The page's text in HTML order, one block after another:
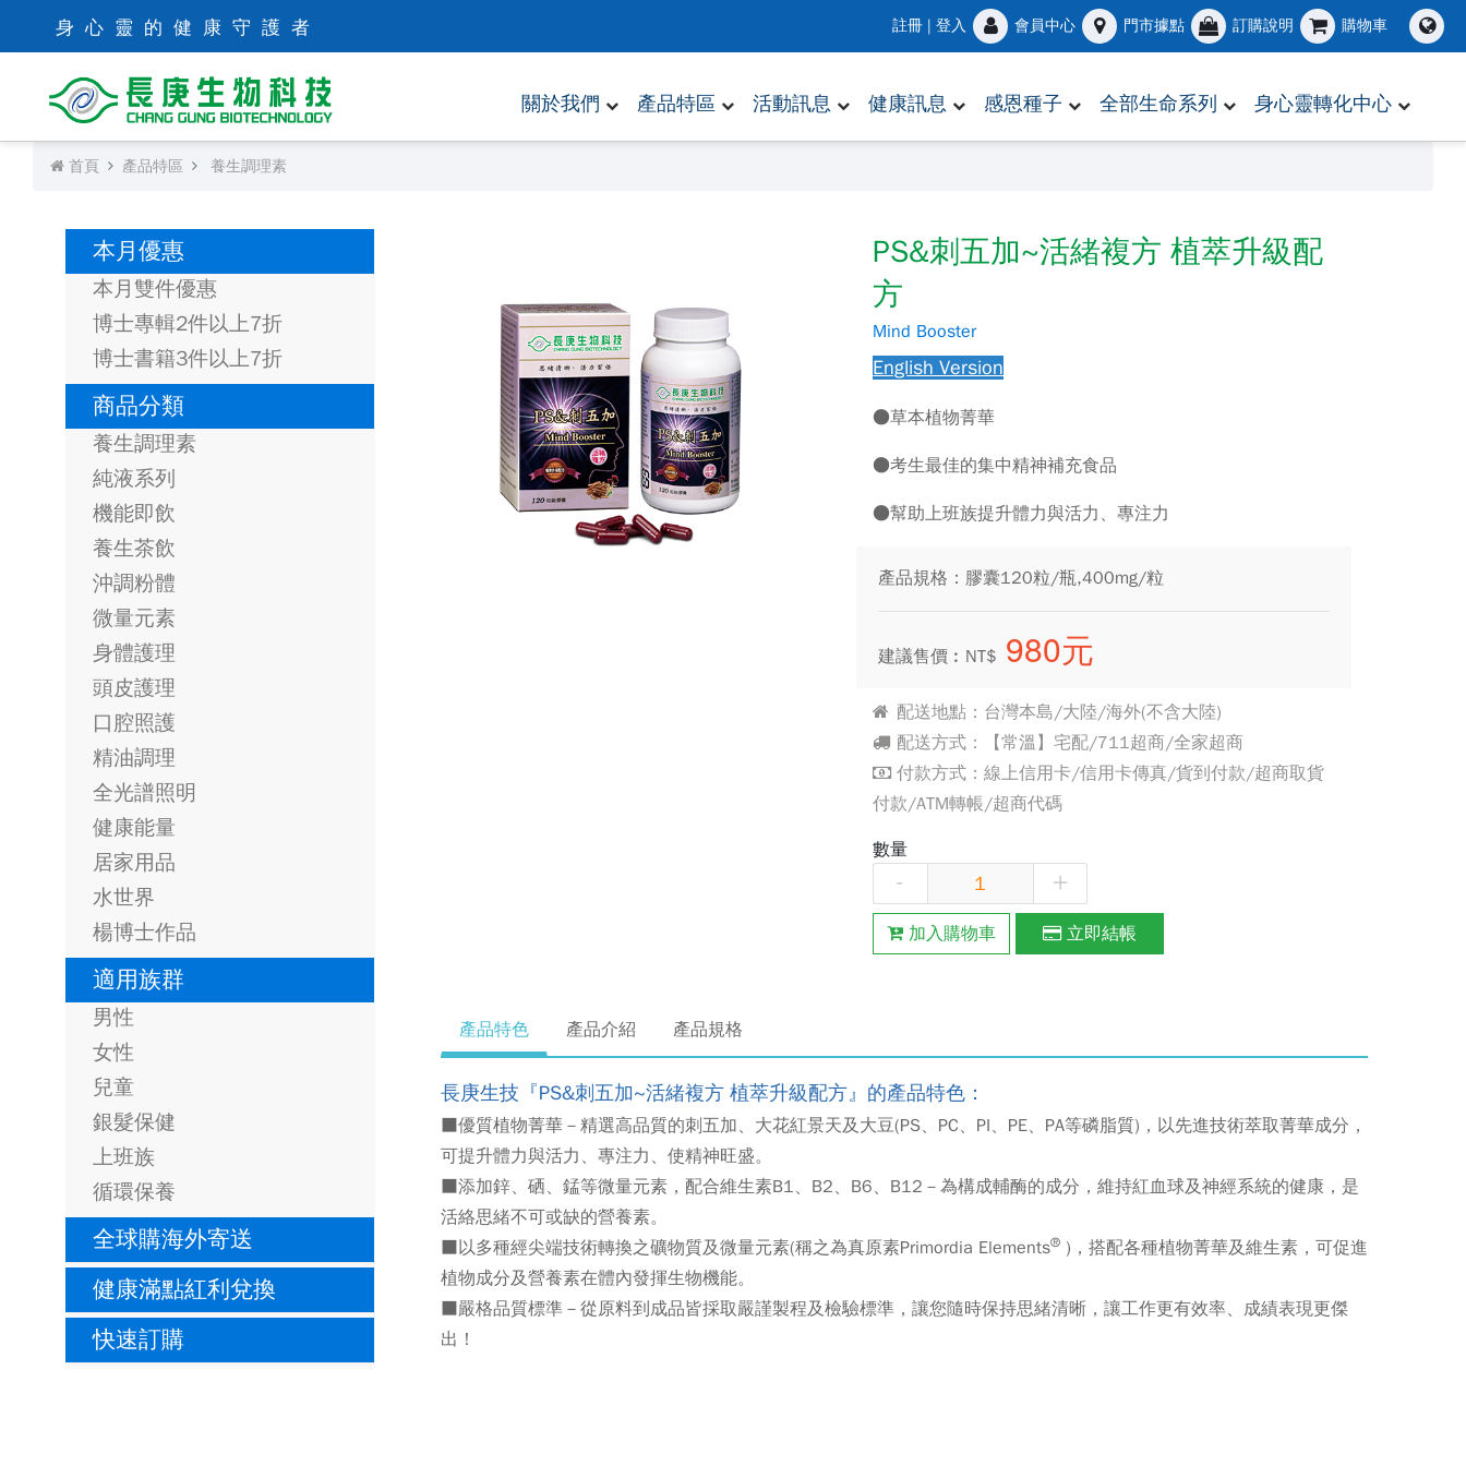
身心靈的健康守護者 註冊 | 登入 會員中心 門市據點 訂購說明 購物車
關於我們 產品特區 活動訊息 健康訊息 感恩種子 全部生命系列 身心靈轉化中心
首頁 產品特區 養生調理素
本月優惠
本月雙件優惠
博士專輯2件以上7折
博士書籍3件以上7折
商品分類
養生調理素
純液系列
機能即飲
養生茶飲
沖調粉體
微量元素
身體護理
頭皮護理
口腔照護
精油調理
全光譜照明
健康能量
居家用品
水世界
楊博士作品
適用族群
男性
女性
兒童
銀髮保健
上班族
循環保養
全球購海外寄送
健康滿點紅利兌換
快速訂購
PS&刺五加~活緒複方 植萃升級配
方
Mind Booster
English Version
●草本植物菁華
●考生最佳的集中精神補充食品
●幫助上班族提升體力與活力、專注力
產品規格：膠囊120粒/瓶,400mg/粒
建議售價︰NT$ 980元
配送地點：台灣本島/大陸/海外(不含大陸)
配送方式：【常溫】宅配/711超商/全家超商
付款方式：線上信用卡/信用卡傳真/貨到付款/超商取貨
付款/ATM轉帳/超商代碼
數量
- +
加入購物車 立即結帳
產品特色 產品介紹 產品規格
長庚生技『PS&刺五加~活緒複方 植萃升級配方』的產品特色：
■優質植物菁華－精選高品質的刺五加、大花紅景天及大豆(PS、PC、PI、PE、PA等磷脂質)，以先進技術萃取菁華成分，
可提升體力與活力、專注力、使精神旺盛。
■添加鋅、硒、錳等微量元素，配合維生素B1、B2、B6、B12－為構成輔酶的成分，維持紅血球及神經系統的健康，是
活絡思緒不可或缺的營養素。
■以多種經尖端技術轉換之礦物質及微量元素(稱之為真原素Primordia Elements®)，搭配各種植物菁華及維生素，可促進
植物成分及營養素在體內發揮生物機能。
■嚴格品質標準－從原料到成品皆採取嚴謹製程及檢驗標準，讓您隨時保持思緒清晰，讓工作更有效率、成績表現更傑
出！